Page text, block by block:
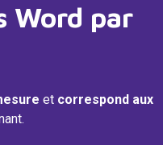
Word par
et correspond aux